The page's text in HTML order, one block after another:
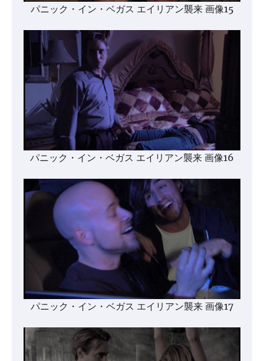
パニック・イン・ベガス エイリアン襲来 画像15
パニック・イン・ベガス エイリアン襲来 画像16
パニック・イン・ベガス エイリアン襲来 画像17